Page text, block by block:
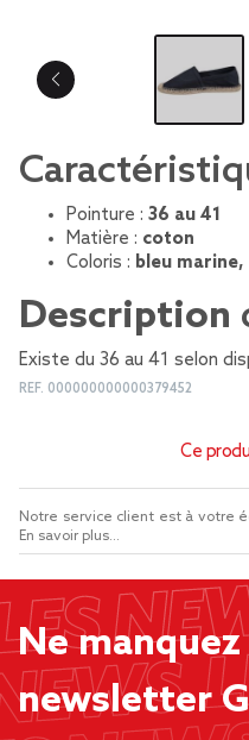
Pointure : 36 au 41
Matière : coton
Coloris : bleu
Description
Existe du 36 au 41 selon
REF. 000000000000379452
Ce
Notre service client est à votre
En savoir plus...
Ne manquez
newsletter